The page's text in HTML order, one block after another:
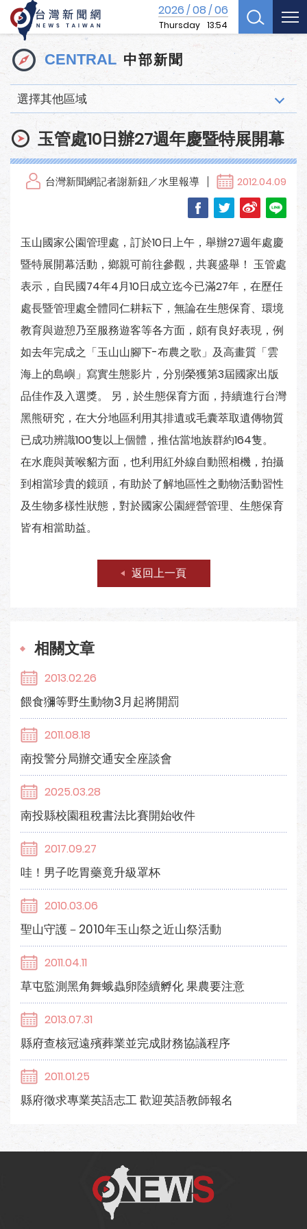
2026/08/06
Thursday 13:54
CENTRAL 中部新聞
選擇其他區域
玉管處10日辦27週年慶暨特展開幕
台灣新聞網記者謝新鈕／水里報導 2012.04.09
玉山國家公園管理處，訂於10日上午，舉辦27週年處慶
暨特展開幕活動，鄉親可前往參觀，共襄盛舉！ 玉管處
表示，自民國74年4月10日成立迄今已滿27年，在歷任
處長暨管理處全體同仁耕耘下，無論在生態保育、環境
教育與遊憩乃至服務遊客等各方面，頗有良好表現，例
如去年完成之「玉山山腳下-布農之歌」及高畫質「雲
海上的島嶼」寫實生態影片，分別榮獲第3屆國家出版
品佳作及入選獎。 另，於生態保育方面，持續進行台灣
黑熊研究，在大分地區利用其排遺或毛囊萃取遺傳物質
已成功辨識100隻以上個體，推估當地族群約164隻。
在水鹿與黃喉貂方面，也利用紅外線自動照相機，拍攝
到相當珍貴的鏡頭，有助於了解地區性之動物活動習性
及生物多樣性狀態，對於國家公園經營管理、生態保育
皆有相當助益。
返回上一頁
相關文章
2013.02.26
餵食獼等野生動物3月起將開罰
2011.08.18
南投警分局辦交通安全座談會
2025.03.28
南投縣校園租稅書法比賽開始收件
2017.09.27
哇！男子吃胃藥竟升級罩杯
2010.03.06
聖山守護－2010年玉山祭之近山祭活動
2011.04.11
草屯監測黑角舞蛾蟲卵陸續孵化 果農要注意
2013.07.31
縣府查核冠遠殯葬業並完成財務協議程序
2011.01.25
縣府徵求專業英語志工 歡迎英語教師報名